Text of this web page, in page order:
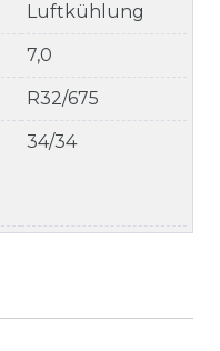
Luftkühlung
7,0
R32/675
34/34